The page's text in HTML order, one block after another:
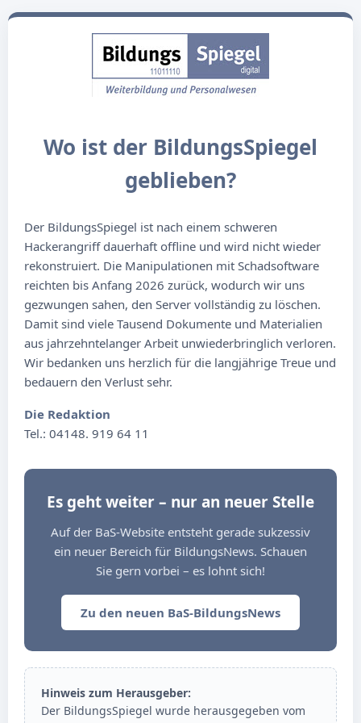
Wo ist der BildungsSpiegel
geblieben?
Der BildungsSpiegel ist nach einem schweren
Hackerangriff dauerhaft offline und wird nicht wieder
rekonstruiert. Die Manipulationen mit Schadsoftware
reichten bis Anfang 2026 zurück, wodurch wir uns
gezwungen sahen, den Server vollständig zu löschen.
Damit sind viele Tausend Dokumente und Materialien
aus jahrzehntelanger Arbeit unwiederbringlich verloren.
Wir bedanken uns herzlich für die langjährige Treue und
bedauern den Verlust sehr.
Die Redaktion
Tel.: 04148. 919 64 11
Es geht weiter – nur an neuer Stelle
Auf der BaS-Website entsteht gerade sukzessiv
ein neuer Bereich für BildungsNews. Schauen
Sie gern vorbei – es lohnt sich!
Zu den neuen BaS-BildungsNews
Hinweis zum Herausgeber:
Der BildungsSpiegel wurde herausgegeben vom